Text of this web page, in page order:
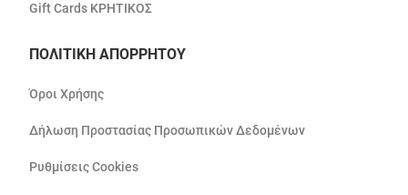
Gift Cards ΚΡΗΤΙΚΟΣ
ΠΟΛΙΤΙΚΗ ΑΠΟΡΡΗΤΟΥ
Όροι Χρήσης
Δήλωση Προστασίας Προσωπικών Δεδομένων
Ρυθμίσεις Cookies